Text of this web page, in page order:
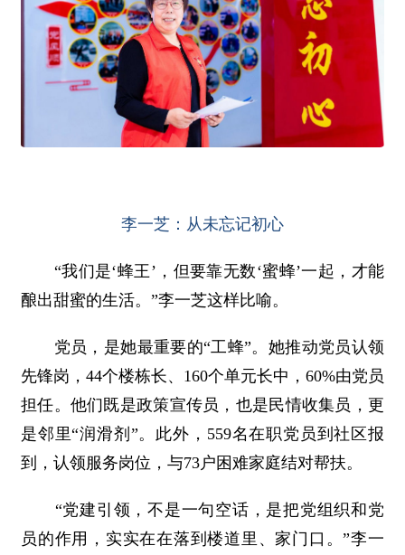
李一芝：从未忘记初心
“我们是‘蜂王’，但要靠无数‘蜜蜂’一起，才能
酿出甜蜜的生活。”李一芝这样比喻。
党员，是她最重要的“工蜂”。她推动党员认领
先锋岗，44个楼栋长、160个单元长中，60%由党员
担任。他们既是政策宣传员，也是民情收集员，更
是邻里“润滑剂”。此外，559名在职党员到社区报
到，认领服务岗位，与73户困难家庭结对帮扶。
“党建引领，不是一句空话，是把党组织和党
员的作用，实实在在落到楼道里、家门口。”李一